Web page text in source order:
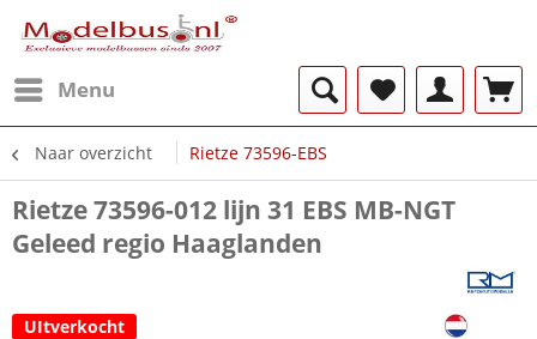
Menu
Naar overzicht Rietze 73596-EBS
Rietze 73596-012 lijn 31 EBS MB-NGT
Geleed regio Haaglanden
UItverkocht